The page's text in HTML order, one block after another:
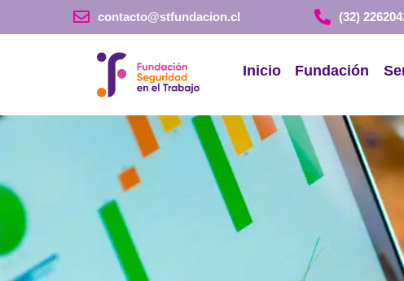
contacto@stfundacion.cl (32)
Inicio Fundación